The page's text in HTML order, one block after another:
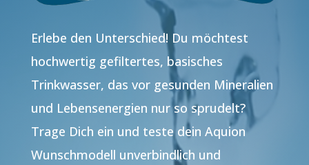
Erlebe den Unterschied! Du möchtest
hochwertig gefiltertes, basisches
Trinkwasser, das vor gesunden Mineralien
und Lebensenergien nur so sprudelt?
Trage Dich ein und teste dein Aquion
Wunschmodell unverbindlich und